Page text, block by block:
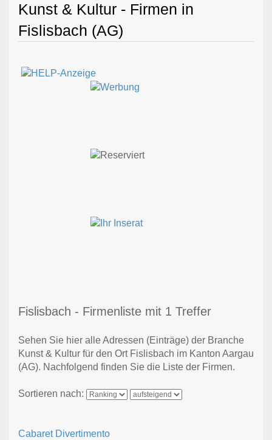
Kunst & Kultur - Firmen in
Fislisbach (AG)
Fislisbach - Firmenliste mit 1 Treffer
Sehen Sie hier alle Adressen (Einträge) der Branche
Kunst & Kultur für den Ort Fislisbach im Kanton Aargau
(AG). Nachfolgend finden Sie die Liste der Firmen.
Sortieren nach:
Cabaret Divertimento